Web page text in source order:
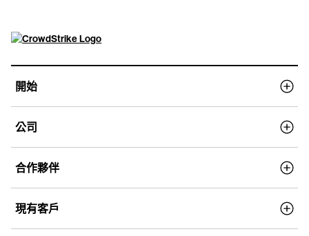
開始
公司
合作夥伴
現有客戶